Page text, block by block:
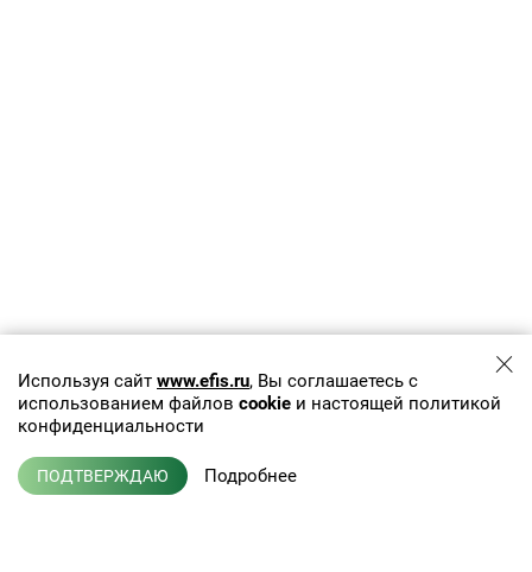
Используя сайт www.efis.ru, Вы соглашаетесь с
использованием файлов cookie и настоящей политикой
конфиденциальности
ПОДТВЕРЖДАЮ Подробнее